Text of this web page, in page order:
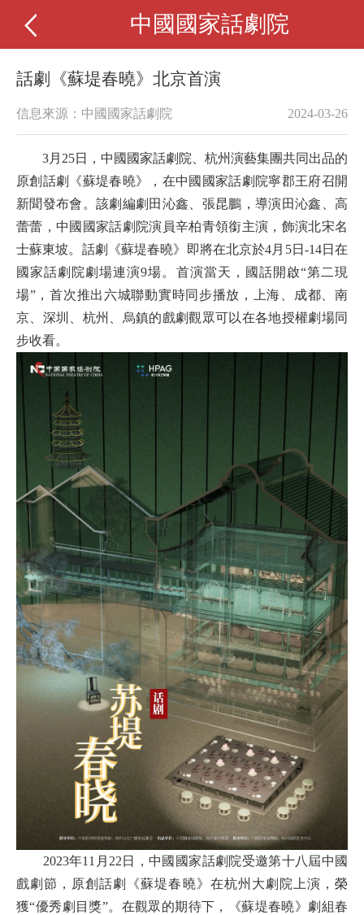
中國國家話劇院
話劇《蘇堤春曉》北京首演
信息來源：中國國家話劇院 2024-03-26
3月25日，中國國家話劇院、杭州演藝集團共同出品的
原創話劇《蘇堤春曉》，在中國國家話劇院寧郡王府召開
新聞發布會。該劇編劇田沁鑫、張昆鵬，導演田沁鑫、高
蕾蕾，中國國家話劇院演員辛柏青領銜主演，飾演北宋名
士蘇東坡。話劇《蘇堤春曉》即將在北京於4月5日-14日在
國家話劇院劇場連演9場。首演當天，國話開啟“第二現
場”，首次推出六城聯動實時同步播放，上海、成都、南
京、深圳、杭州、烏鎮的戲劇觀眾可以在各地授權劇場同
步收看。
2023年11月22日，中國國家話劇院受邀第十八屆中國
戲劇節，原創話劇《蘇堤春曉》在杭州大劇院上演，榮
獲“優秀劇目獎”。在觀眾的期待下，《蘇堤春曉》劇組春